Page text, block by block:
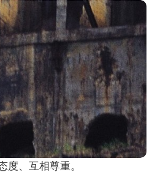
度、互相尊重。